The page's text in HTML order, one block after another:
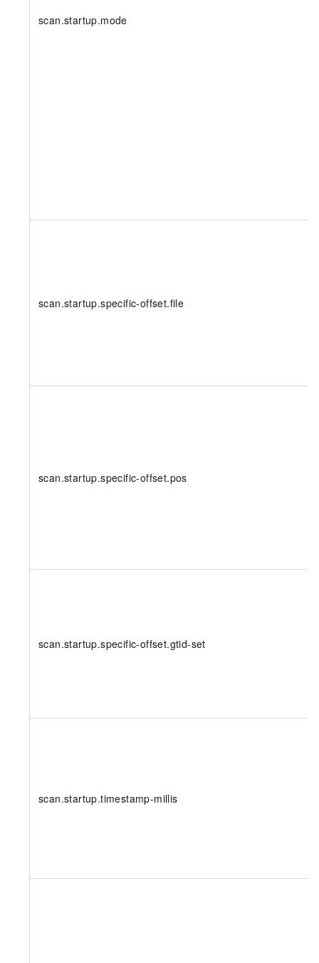
scan.startup.mode
scan.startup.specific-offset.file
scan.startup.specific-offset.pos
scan.startup.specific-offset.gtid-set
scan.startup.timestamp-millis